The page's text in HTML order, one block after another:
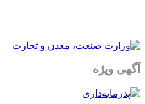
آگهی ویژه